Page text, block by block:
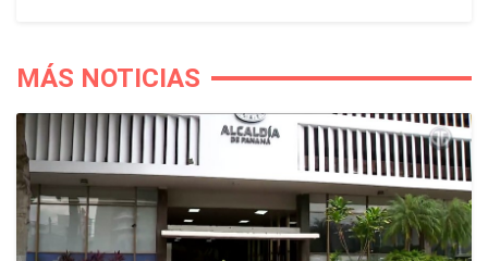
MÁS NOTICIAS